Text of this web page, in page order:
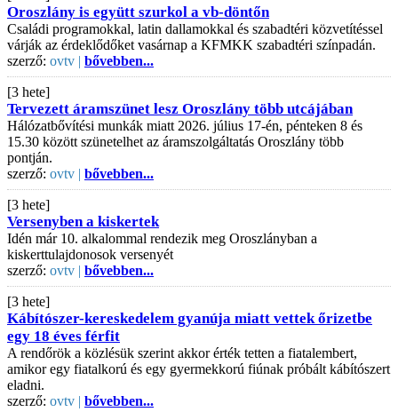
Oroszlány is együtt szurkol a vb-döntőn
Családi programokkal, latin dallamokkal és szabadtéri közvetítéssel
várják az érdeklődőket vasárnap a KFMKK szabadtéri színpadán.
szerző: ovtv | bővebben...
[3 hete]
Tervezett áramszünet lesz Oroszlány több utcájában
Hálózatbővítési munkák miatt 2026. július 17-én, pénteken 8 és
15.30 között szünetelhet az áramszolgáltatás Oroszlány több
pontján.
szerző: ovtv | bővebben...
[3 hete]
Versenyben a kiskertek
Idén már 10. alkalommal rendezik meg Oroszlányban a
kiskerttulajdonosok versenyét
szerző: ovtv | bővebben...
[3 hete]
Kábítószer-kereskedelem gyanúja miatt vettek őrizetbe
egy 18 éves férfit
A rendőrök a közlésük szerint akkor érték tetten a fiatalembert,
amikor egy fiatalkorú és egy gyermekkorú fiúnak próbált kábítószert
eladni.
szerző: ovtv | bővebben...